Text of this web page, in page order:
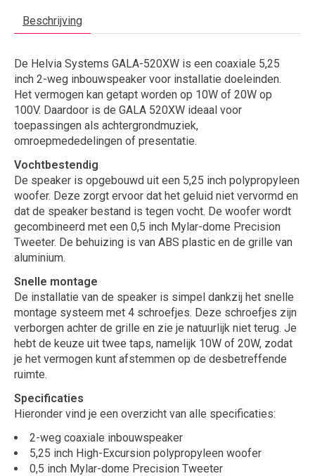
Beschrijving
De Helvia Systems GALA-520XW is een coaxiale 5,25
inch 2-weg inbouwspeaker voor installatie doeleinden.
Het vermogen kan getapt worden op 10W of 20W op
100V. Daardoor is de GALA 520XW ideaal voor
toepassingen als achtergrondmuziek,
omroepmededelingen of presentatie.
Vochtbestendig
De speaker is opgebouwd uit een 5,25 inch polypropyleen
woofer. Deze zorgt ervoor dat het geluid niet vervormd en
dat de speaker bestand is tegen vocht. De woofer wordt
gecombineerd met een 0,5 inch Mylar-dome Precision
Tweeter. De behuizing is van ABS plastic en de grille van
aluminium.
Snelle montage
De installatie van de speaker is simpel dankzij het snelle
montage systeem met 4 schroefjes. Deze schroefjes zijn
verborgen achter de grille en zie je natuurlijk niet terug. Je
hebt de keuze uit twee taps, namelijk 10W of 20W, zodat
je het vermogen kunt afstemmen op de desbetreffende
ruimte.
Specificaties
Hieronder vind je een overzicht van alle specificaties:
2-weg coaxiale inbouwspeaker
5,25 inch High-Excursion polypropyleen woofer
0,5 inch Mylar-dome Precision Tweeter